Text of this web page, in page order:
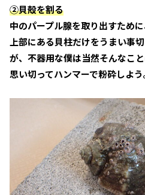
②貝殻を割る
中のパープル腺を取り出すため
上部にある貝柱だけをうまい事
が、不器用な僕は当然そんなこと
思い切ってハンマーで粉砕しよう